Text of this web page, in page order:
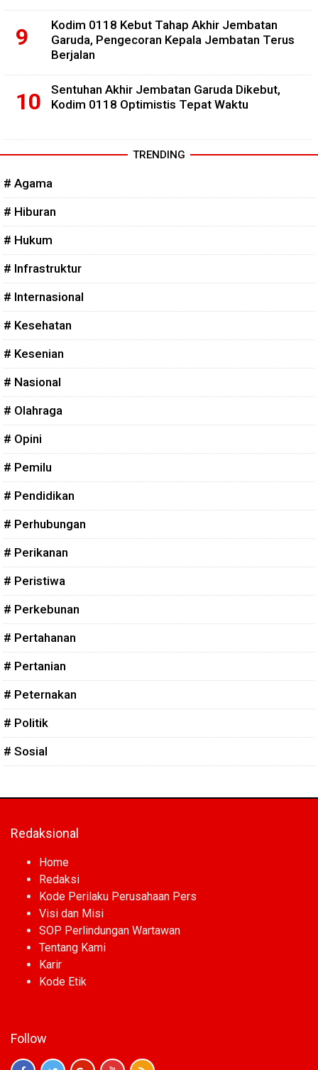
Kodim 0118 Kebut Tahap Akhir Jembatan
Garuda, Pengecoran Kepala Jembatan Terus
Berjalan
Sentuhan Akhir Jembatan Garuda Dikebut,
Kodim 0118 Optimistis Tepat Waktu
TRENDING
# Agama
# Hiburan
# Hukum
# Infrastruktur
# Internasional
# Kesehatan
# Kesenian
# Nasional
# Olahraga
# Opini
# Pemilu
# Pendidikan
# Perhubungan
# Perikanan
# Peristiwa
# Perkebunan
# Pertahanan
# Pertanian
# Peternakan
# Politik
# Sosial
Redaksional
Home
Redaksi
Kode Perilaku Perusahaan Pers
Visi dan Misi
SOP Perlindungan Wartawan
Tentang Kami
Karir
Kode Etik
Follow